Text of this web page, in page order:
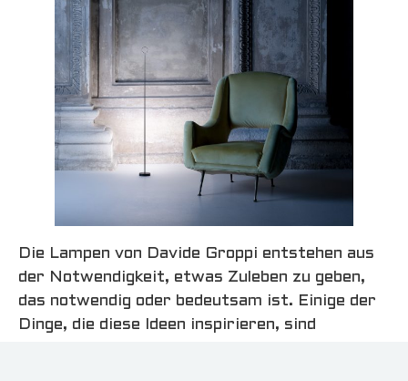
Die Lampen von Davide Groppi entstehen aus
der Notwendigkeit, etwas Zuleben zu geben,
das notwendig oder bedeutsam ist. Einige der
Dinge, die diese Ideen inspirieren, sind